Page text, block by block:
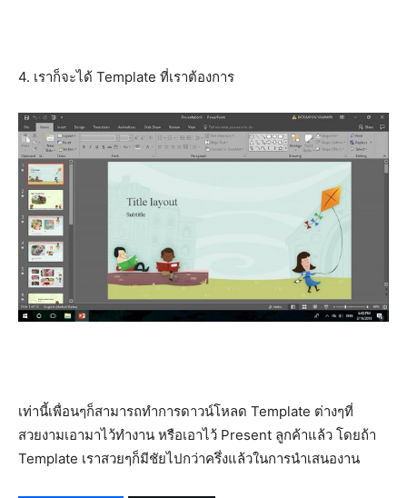
4. เราก็จะได้ Template ที่เราต้องการ
เท่านี้เพื่อนๆก็สามารถทำการดาวน์โหลด Template ต่างๆที่
สวยงามเอามาไว้ทำงาน หรือเอาไว้ Present ลูกค้าแล้ว โดยถ้า
Template เราสวยๆก็มีชัยไปกว่าครึ่งแล้วในการนำเสนองาน